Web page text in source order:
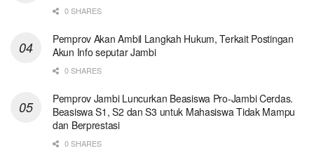
0 SHARES
Pemprov Akan Ambil Langkah Hukum, Terkait Postingan
Akun Info seputar Jambi
0 SHARES
Pemprov Jambi Luncurkan Beasiswa Pro-Jambi Cerdas.
Beasiswa S1, S2 dan S3 untuk Mahasiswa Tidak Mampu
dan Berprestasi
0 SHARES